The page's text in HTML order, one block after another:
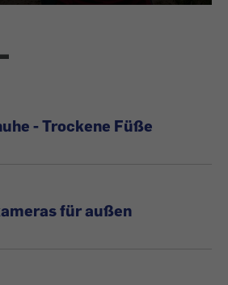
- Trockene Füße
für außen